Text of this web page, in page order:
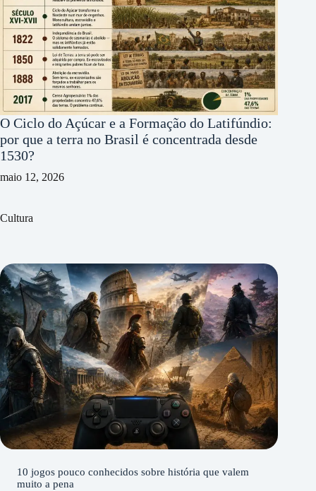
O Ciclo do Açúcar e a Formação do Latifúndio:
por que a terra no Brasil é concentrada desde
1530?
maio 12, 2026
Cultura
10 jogos pouco conhecidos sobre história que valem
muito a pena